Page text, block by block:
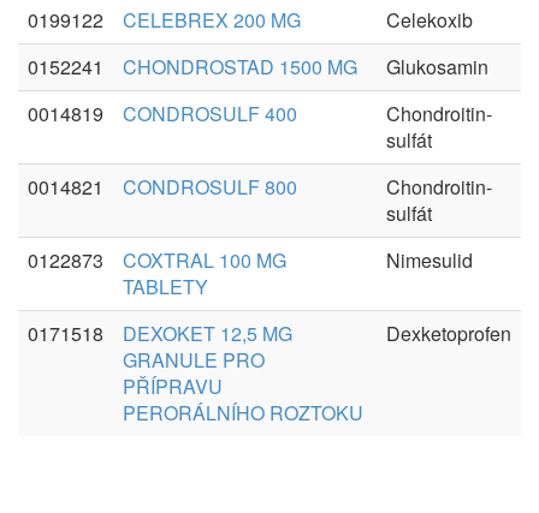
0199122
CELEBREX 200 MG
Celekoxib
0152241
CHONDROSTAD 1500 MG
Glukosamin
0014819
CONDROSULF 400
Chondroitin-
sulfát
0014821
CONDROSULF 800
Chondroitin-
sulfát
0122873
COXTRAL 100 MG
TABLETY
Nimesulid
0171518
DEXOKET 12,5 MG
GRANULE PRO
PŘÍPRAVU
PERORÁLNÍHO ROZTOKU
Dexketoprofen